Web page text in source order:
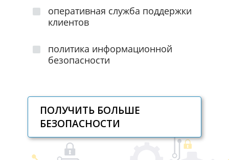
оперативная служба поддержки
клиентов
политика информационной
безопасности
ПОЛУЧИТЬ БОЛЬШЕ
БЕЗОПАСНОСТИ